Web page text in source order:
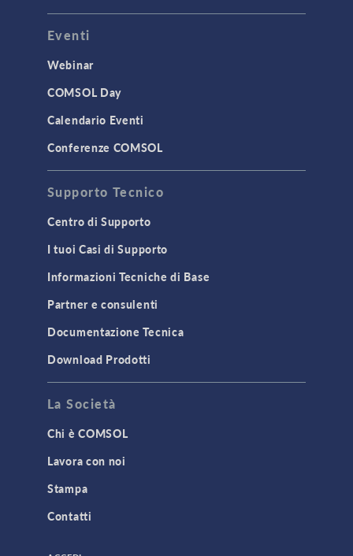
Eventi
Webinar
COMSOL Day
Calendario Eventi
Conferenze COMSOL
Supporto Tecnico
Centro di Supporto
I tuoi Casi di Supporto
Informazioni Tecniche di Base
Partner e consulenti
Documentazione Tecnica
Download Prodotti
La Società
Chi è COMSOL
Lavora con noi
Stampa
Contatti